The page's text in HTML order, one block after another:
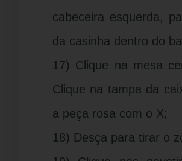
cabeceira esquerda,
da casinha dentro do
17) Clique na mesa
Clique na tampa da
a peça rosa com o X;
18) Desça para tirar o